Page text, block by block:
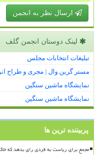
ارسال نظر به انجمن
لینک دوستان انجمن گلف
تبلیغات انتخابات مجلس
مستر گرین وال | مجری و طراح
نمایشگاه ماشین سنگین
نمایشگاه ماشین سنگین
پربیننده ترین ها
مجمع برای ریاست به فردی رای بدهد که